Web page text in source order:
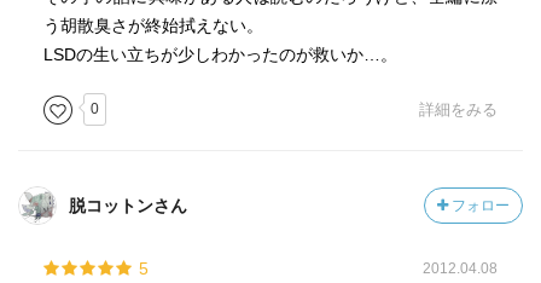
う胡散臭さが終始拭えない。
LSDの生い立ちが少しわかったのが救いか…。
0 詳細をみる
脱コットンさん フォロー
5 2012.04.08